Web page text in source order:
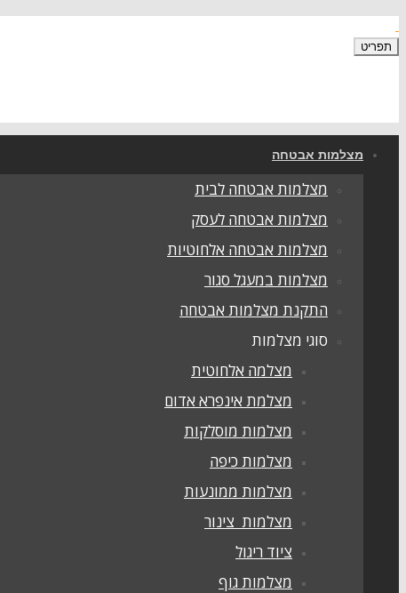
תפריט
מצלמות אבטחה
מצלמות אבטחה לבית
מצלמות אבטחה לעסק
מצלמות אבטחה אלחוטיות
מצלמות במעגל סגור
התקנת מצלמות אבטחה
סוגי מצלמות
מצלמה אלחוטית
מצלמת אינפרא אדום
מצלמות מוסלקות
מצלמות כיפה
מצלמות ממונעות
מצלמות צינור
ציוד ריגול
מצלמות גוף